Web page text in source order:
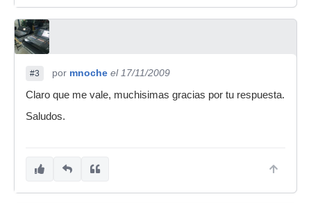
#3 por mnoche el 17/11/2009
Claro que me vale, muchisimas gracias por tu respuesta.
Saludos.